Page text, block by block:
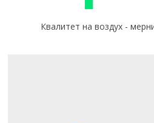
Квалитет на воздух -